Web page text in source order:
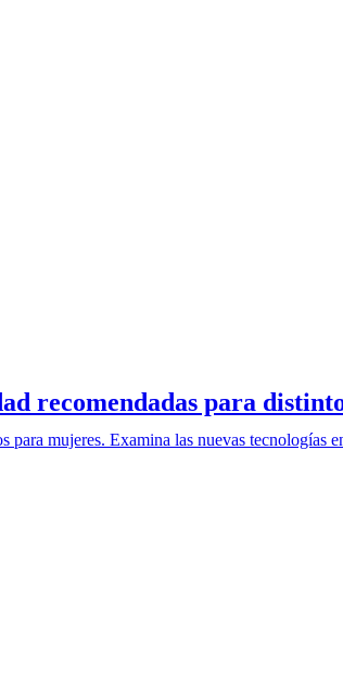
recomendadas para
mujeres. Examina las nuevas